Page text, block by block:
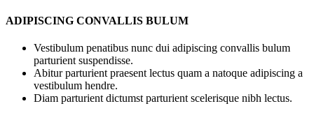
ADIPISCING CONVALLIS BULUM
Vestibulum penatibus nunc dui adipiscing convallis bulum
parturient suspendisse.
Abitur parturient praesent lectus quam a natoque adipiscing a
vestibulum hendre.
Diam parturient dictumst parturient scelerisque nibh lectus.